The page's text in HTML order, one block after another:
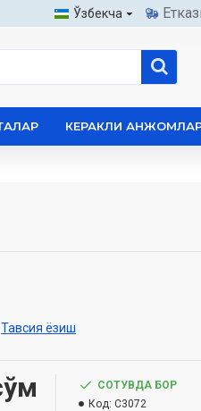
Ўзбекча
КЕРАКЛИ
Тавсия ёзиш
СОТУВДА БОР
Код: C3072